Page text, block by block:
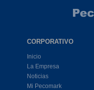
CORPORATIVO
Inicio
La Empresa
Noticias
Mi Pecomark